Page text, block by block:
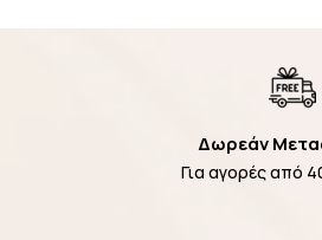
Δωρεάν
Για αγορές από